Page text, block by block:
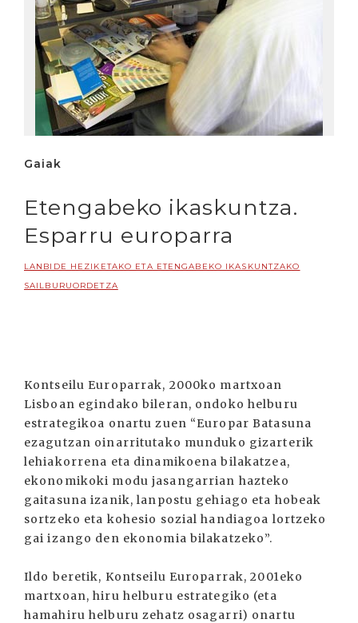
Gaiak
Etengabeko ikaskuntza.
Esparru europarra
LANBIDE HEZIKETAKO ETA ETENGABEKO IKASKUNTZAKO
SAILBURUORDETZA
Kontseilu Europarrak, 2000ko martxoan
Lisboan egindako bileran, ondoko helburu
estrategikoa onartu zuen “Europar Batasuna
ezagutzan oinarritutako munduko gizarterik
lehiakorrena eta dinamikoena bilakatzea,
ekonomikoki modu jasangarrian hazteko
gaitasuna izanik, lanpostu gehiago eta hobeak
sortzeko eta kohesio sozial handiagoa lortzeko
gai izango den ekonomia bilakatzeko”.
Ildo beretik, Kontseilu Europarrak, 2001eko
martxoan, hiru helburu estrategiko (eta
hamahiru helburu zehatz osagarri) onartu